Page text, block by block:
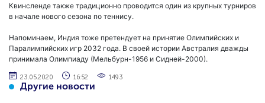
Квинсленде также традиционно проводится один из крупных турниров
в начале нового сезона по теннису.
Напоминаем, Индия тоже претендует на принятие Олимпийских и
Паралимпийских игр 2032 года. В своей истории Австралия дважды
принимала Олимпиаду (Мельбурн-1956 и Сидней-2000).
23.05.2020 16:52 1493
Другие новости